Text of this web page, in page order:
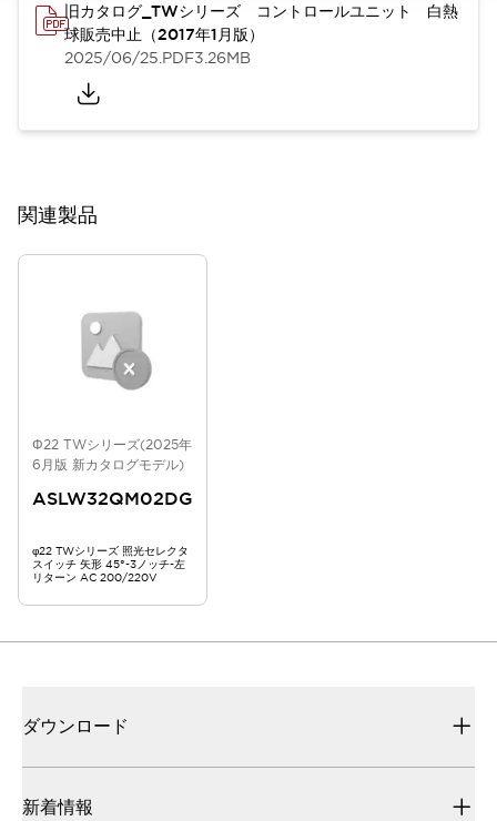
旧カタログ_TWシリーズ コントロールユニット 白熱
球販売中止（2017年1月版）
2025/06/25.PDF3.26MB
関連製品
Φ22 TWシリーズ(2025年
6月版 新カタログモデル)
ASLW32QM02DG
φ22 TWシリーズ 照光セレクタ
スイッチ 矢形 45°-3ノッチ-左
リターン AC 200/220V
ダウンロード
新着情報